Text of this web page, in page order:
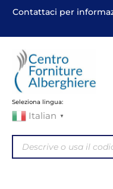
Contattaci per
Seleziona lingua:
Italian ▼